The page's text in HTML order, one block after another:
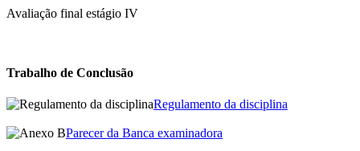
Avaliação final estágio IV
Trabalho de Conclusão
Regulamento da disciplina
Parecer da Banca examinadora